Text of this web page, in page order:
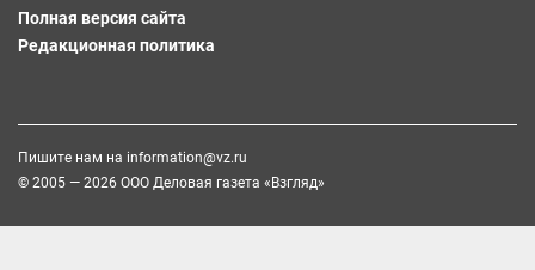
Полная версия сайта
Редакционная политика
Пишите нам на information@vz.ru
© 2005 — 2026 ООО Деловая газета «Взгляд»